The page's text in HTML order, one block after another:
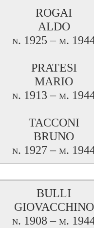
ROGAI
ALDO
n. 1925 – m.
PRATESI
MARIO
n. 1913 – m.
TACCONI
BRUNO
n. 1927 – m.
BULLI
GIOVACCHINO
n. 1908 – m.